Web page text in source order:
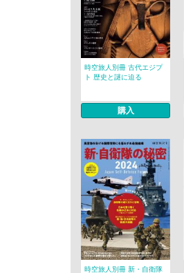
時空旅人別冊 古代エジプ
ト 歴史と謎に迫る
購入
時空旅人別冊 新・自衛隊